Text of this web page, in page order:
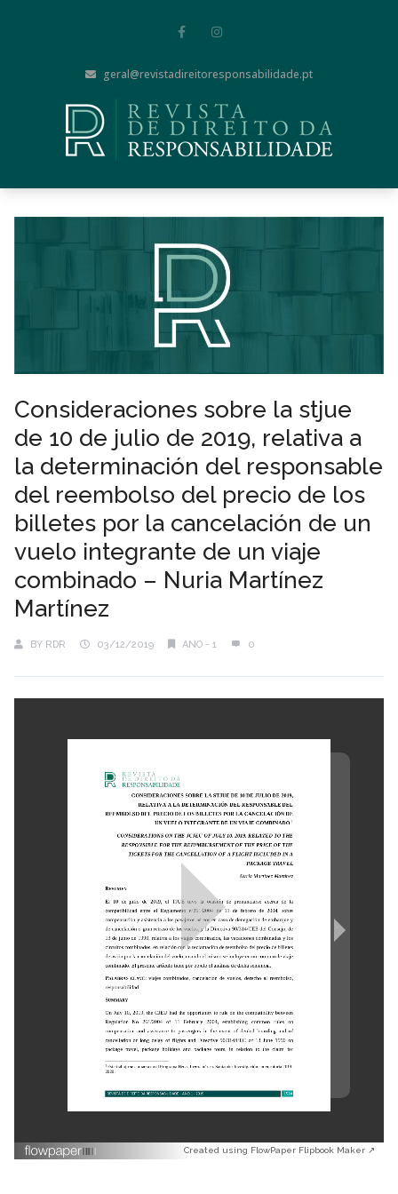
geral@revistadireitoresponsabilidade.pt
Consideraciones sobre la stjue
de 10 de julio de 2019, relativa a
la determinación del responsable
del reembolso del precio de los
billetes por la cancelación de un
vuelo integrante de un viaje
combinado – Nuria Martínez
Martínez
BY RDR 03/12/2019 ANO - 1 0
Created using FlowPaper Flipbook Maker ↗